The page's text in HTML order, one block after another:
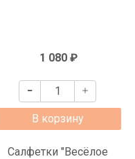
1 080 ₽
В корзину
Салфетки "Весёлое